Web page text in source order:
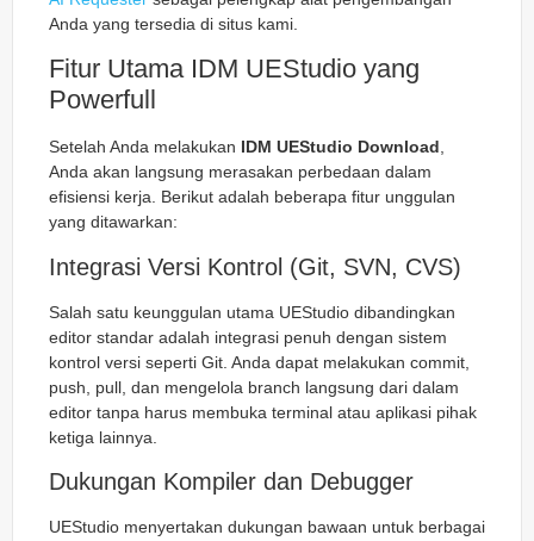
Anda yang tersedia di situs kami.
Fitur Utama IDM UEStudio yang
Powerfull
Setelah Anda melakukan IDM UEStudio Download,
Anda akan langsung merasakan perbedaan dalam
efisiensi kerja. Berikut adalah beberapa fitur unggulan
yang ditawarkan:
Integrasi Versi Kontrol (Git, SVN, CVS)
Salah satu keunggulan utama UEStudio dibandingkan
editor standar adalah integrasi penuh dengan sistem
kontrol versi seperti Git. Anda dapat melakukan commit,
push, pull, dan mengelola branch langsung dari dalam
editor tanpa harus membuka terminal atau aplikasi pihak
ketiga lainnya.
Dukungan Kompiler dan Debugger
UEStudio menyertakan dukungan bawaan untuk berbagai